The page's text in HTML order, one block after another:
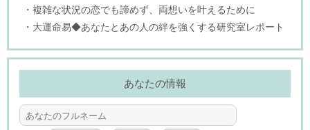
・複雑な状況の恋でも諦めず、両想いを叶えるために
・大運命易◆あなたとあの人の絆を強くする研究室レポート
あなたの情報